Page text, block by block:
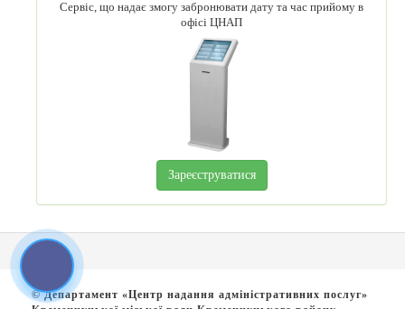
Сервіс, що надає змогу забронювати дату та час прийому в
офісі ЦНАП
Зареєструватися
© Департамент «Центр надання адміністративних послуг»